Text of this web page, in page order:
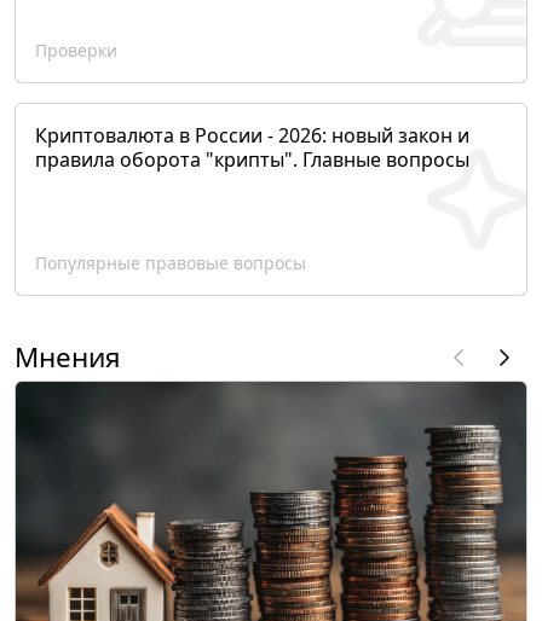
Проверки
Криптовалюта в России - 2026: новый закон и
правила оборота "крипты". Главные вопросы
Популярные правовые вопросы
Мнения